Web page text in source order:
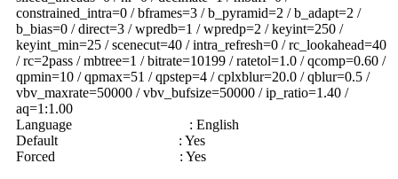
constrained_intra=0 / bframes=3 / b_pyramid=2 / b_adapt=2 /
b_bias=0 / direct=3 / wpredb=1 / wpredp=2 / keyint=250 /
keyint_min=25 / scenecut=40 / intra_refresh=0 / rc_lookahead=40
/ rc=2pass / mbtree=1 / bitrate=10199 / ratetol=1.0 / qcomp=0.60 /
qpmin=10 / qpmax=51 / qpstep=4 / cplxblur=20.0 / qblur=0.5 /
vbv_maxrate=50000 / vbv_bufsize=50000 / ip_ratio=1.40 /
aq=1:1.00
Language : English
Default : Yes
Forced : Yes